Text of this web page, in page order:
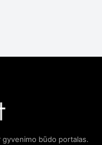
gyvenimo būdo portalas.